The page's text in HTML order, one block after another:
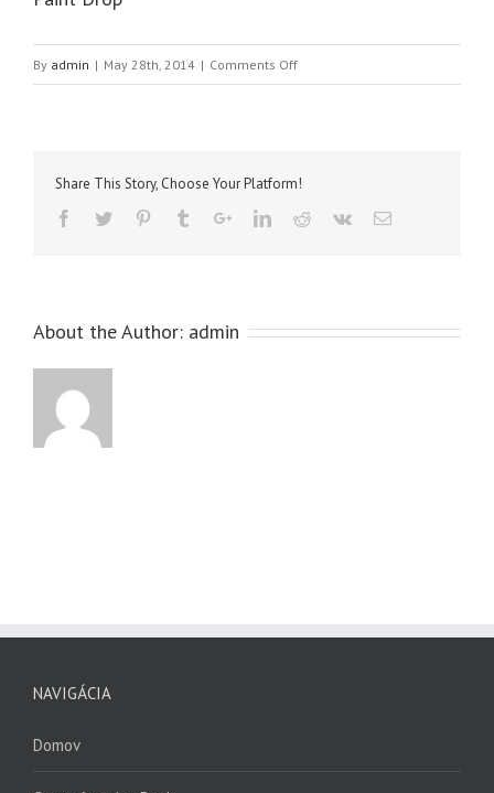
By admin | May 28th, 2014 | Comments Offon
Share This Story, Choose Your Platform!
About the Author: admin
NAVIGÁCIA
Domov